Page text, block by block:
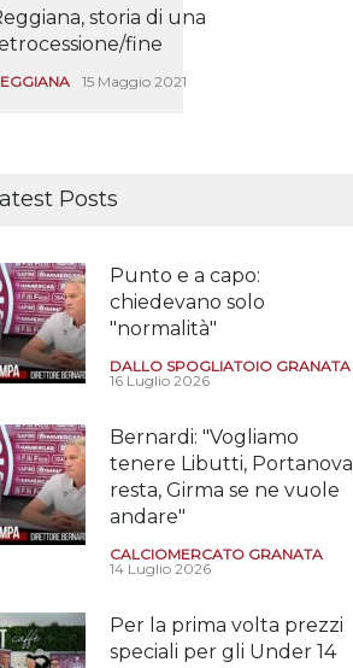
storia di una
fine
15 Maggio 2021
Posts
Punto e a capo:
chiedevano solo
"normalità"
DALLO SPOGLIATOIO GRANATA
16 Luglio 2026
Bernardi: "Vogliamo
tenere Libutti, Portanova
resta, Girma se ne vuole
andare"
CALCIOMERCATO GRANATA
14 Luglio 2026
Per la prima volta prezzi
speciali per gli Under 14